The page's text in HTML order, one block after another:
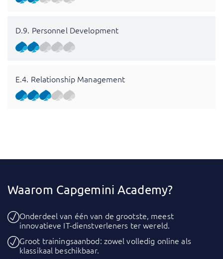
D.9. Personnel Development
E.4. Relationship Management
Waarom Capgemini Academy?
Onderdeel van één van de grootste, meest
innovatieve IT-dienstverleners ter wereld.
Groot trainingsaanbod: zowel volledig online als
klassikaal beschikbaar.